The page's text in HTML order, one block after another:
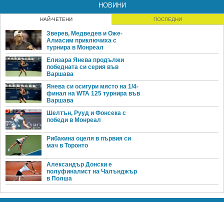
НОВИНИ
НАЙ-ЧЕТЕНИ ПОСЛЕДНИ
Зверев, Медведев и Оже-
Алиасим приключиха с
турнира в Монреал
Елизара Янева продължи
победната си серия във
Варшава
Янева си осигури място на 1/4-
финал на WTA 125 турнира във
Варшава
Шелтън, Рууд и Фонсека с
победи в Монреал
Рибакина оцеля в първия си
мач в Торонто
Александър Донски е
полуфиналист на Чалънджър
в Полша